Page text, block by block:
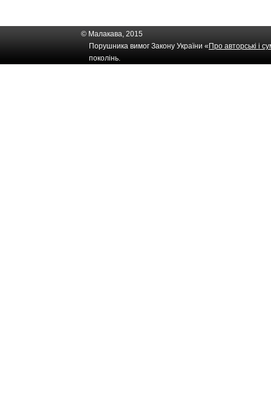
© Малакава, 2015
Порушника вимог Закону України « Про авторські і
поколінь.